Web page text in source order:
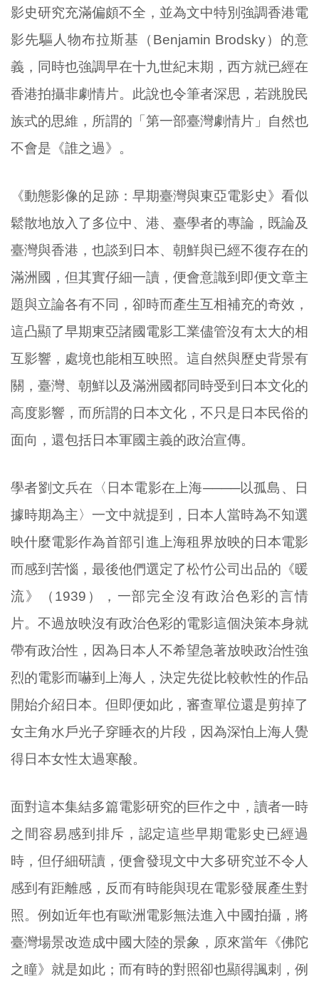
影史研究充滿偏頗不全，並為文中特別強調香港電
影先驅人物布拉斯基（Benjamin Brodsky）的意
義，同時也強調早在十九世紀末期，西方就已經在
香港拍攝非劇情片。此說也令筆者深思，若跳脫民
族式的思維，所謂的「第一部臺灣劇情片」自然也
不會是《誰之過》。
《動態影像的足跡：早期臺灣與東亞電影史》看似
鬆散地放入了多位中、港、臺學者的專論，既論及
臺灣與香港，也談到日本、朝鮮與已經不復存在的
滿洲國，但其實仔細一讀，便會意識到即便文章主
題與立論各有不同，卻時而產生互相補充的奇效，
這凸顯了早期東亞諸國電影工業儘管沒有太大的相
互影響，處境也能相互映照。這自然與歷史背景有
關，臺灣、朝鮮以及滿洲國都同時受到日本文化的
高度影響，而所謂的日本文化，不只是日本民俗的
面向，還包括日本軍國主義的政治宣傳。
學者劉文兵在〈日本電影在上海────以孤島、日
據時期為主〉一文中就提到，日本人當時為不知選
映什麼電影作為首部引進上海租界放映的日本電影
而感到苦惱，最後他們選定了松竹公司出品的《暖
流》（1939），一部完全沒有政治色彩的言情
片。不過放映沒有政治色彩的電影這個決策本身就
帶有政治性，因為日本人不希望急著放映政治性強
烈的電影而嚇到上海人，決定先從比較軟性的作品
開始介紹日本。但即便如此，審查單位還是剪掉了
女主角水戶光子穿睡衣的片段，因為深怕上海人覺
得日本女性太過寒酸。
面對這本集結多篇電影研究的巨作之中，讀者一時
之間容易感到排斥，認定這些早期電影史已經過
時，但仔細研讀，便會發現文中大多研究並不令人
感到有距離感，反而有時能與現在電影發展產生對
照。例如近年也有歐洲電影無法進入中國拍攝，將
臺灣場景改造成中國大陸的景象，原來當年《佛陀
之瞳》就是如此；而有時的對照卻也顯得諷刺，例